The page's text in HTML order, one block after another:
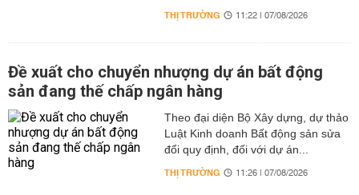
THỊ TRƯỜNG 11:22 | 07/08/2026
Đề xuất cho chuyển nhượng dự án bất động
sản đang thế chấp ngân hàng
Theo đại diện Bộ Xây dựng, dự thảo
Luật Kinh doanh Bất động sản sửa
đổi quy định, đối với dự án...
THỊ TRƯỜNG 11:26 | 07/08/2026